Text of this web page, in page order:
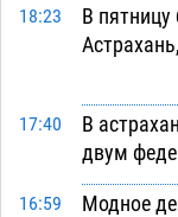
18:23
В пятницу
17:40
В
двум
16:59
Модное